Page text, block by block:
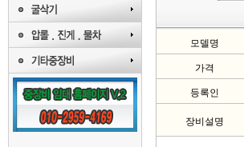
모델명
가격
등록인
장비설명